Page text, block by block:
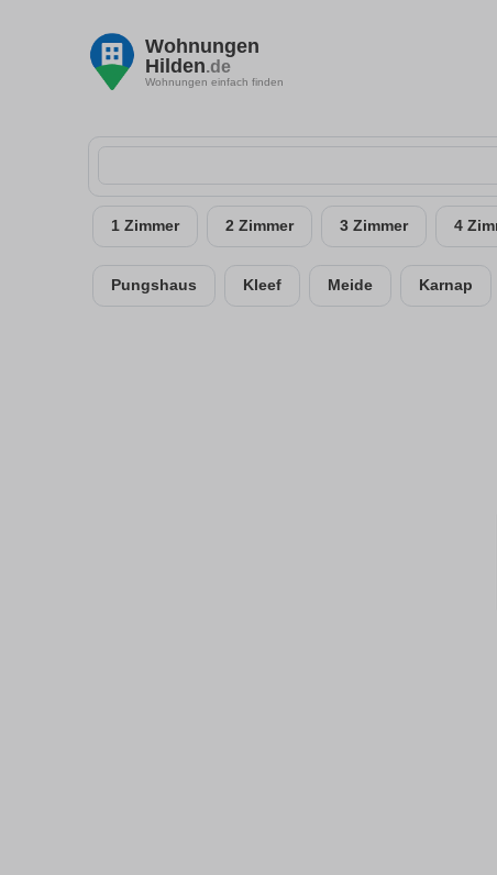
Wohnungen
Hilden.de
Wohnungen einfach finden
1 Zimmer 2 Zimmer 3 Zimmer 4
Pungshaus Kleef Meide Karnap